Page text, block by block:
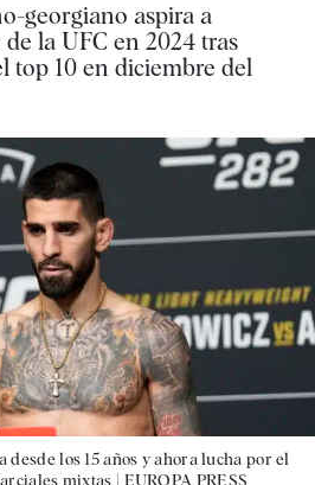
georgiano aspira a
la UFC en 2024 tras
top 10 en diciembre del
los 15 años y ahora lucha por el
mixtas | EUROPA PRESS